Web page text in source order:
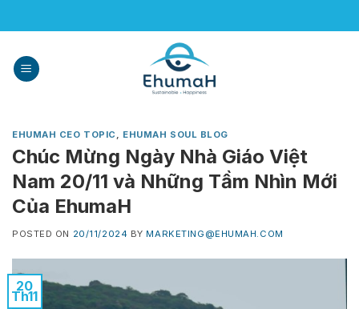
to
EHUMAH CEO TOPIC , EHUMAH SOUL BLOG
Chúc Mừng Ngày Nhà Giáo Việt
Nam 20/11 và Những Tầm Nhìn Mới
Của EhumaH
POSTED ON 20/11/2024 BY MARKETING@EHUMAH.COM
20
Th11